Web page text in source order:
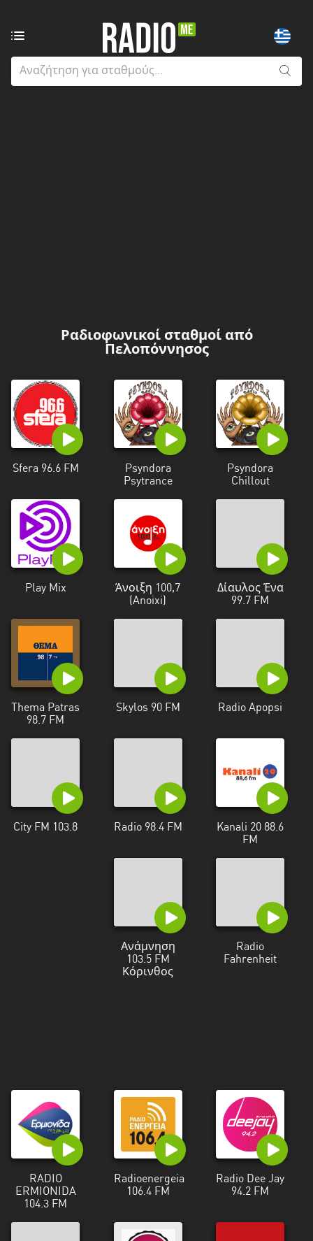
σταθμοί
από:
Ελλάδα
Μακεδονία
Ήπειρος
Θεσσαλία
Ιόνια
Κεντρική
Μακεδονία
Κρήτη
Νότιο
Πελοπόννησος
Στερεά
Ελλάδα
Ραδιοφωνικοί σταθμοί από
Πελοπόννησος
Sfera 96.6 FM
Psyndora
Psytrance
Psyndora
Chillout
Play Mix
Άνοιξη 100,7
(Anoixi)
Δίαυλος Ένα
99.7 FM
Thema Patras
98.7 FM
Skylos 90 FM Radio Apopsi
City FM 103.8 Radio 98.4 FM
Kanali 20 88.6
FM
Ανάμνηση
103.5 FM
Κόρινθος
Radio
Fahrenheit
RADIO
ERMIONIDA
104.3 FM
Radioenergeia
106.4 FM
Radio Dee Jay
94.2 FM